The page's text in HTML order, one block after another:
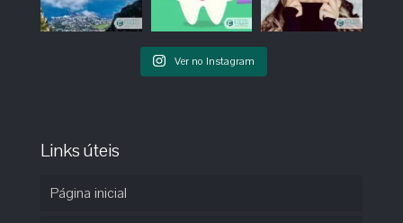
Ver no Instagram
Links úteis
Página inicial